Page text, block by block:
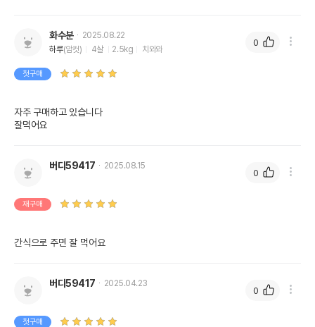
화수분
2025.08.22
하루(암컷) 4살 2.5kg 치와와
첫구매
자주 구매하고 있습니다
잘먹어요
0
버디59417 2025.08.15
재구매
간식으로 주면 잘 먹어요
0
버디59417 2025.04.23
첫구매
0